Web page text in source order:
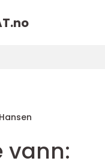
no
vann: